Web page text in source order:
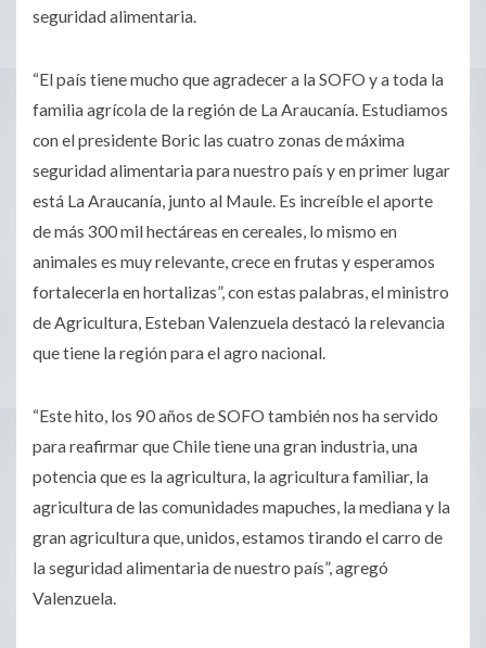
seguridad alimentaria.
“El país tiene mucho que agradecer a la SOFO y a toda la
familia agrícola de la región de La Araucanía. Estudiamos
con el presidente Boric las cuatro zonas de máxima
seguridad alimentaria para nuestro país y en primer lugar
está La Araucanía, junto al Maule. Es increíble el aporte
de más 300 mil hectáreas en cereales, lo mismo en
animales es muy relevante, crece en frutas y esperamos
fortalecerla en hortalizas”, con estas palabras, el ministro
de Agricultura, Esteban Valenzuela destacó la relevancia
que tiene la región para el agro nacional.
“Este hito, los 90 años de SOFO también nos ha servido
para reafirmar que Chile tiene una gran industria, una
potencia que es la agricultura, la agricultura familiar, la
agricultura de las comunidades mapuches, la mediana y la
gran agricultura que, unidos, estamos tirando el carro de
la seguridad alimentaria de nuestro país”, agregó
Valenzuela.